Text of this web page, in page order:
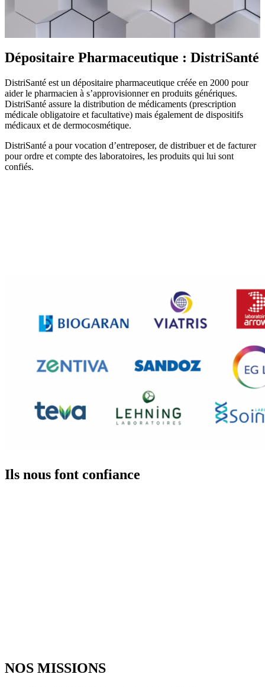
Dépositaire Pharmaceutique : DistriSanté
DistriSanté est un dépositaire pharmaceutique créée en 2000 pour
aider le pharmacien à s’approvisionner en produits génériques.
DistriSanté assure la distribution de médicaments (prescription
médicale obligatoire et facultative) mais également de dispositifs
médicaux et de dermocosmétique.
DistriSanté a pour vocation d’entreposer, de distribuer et de facturer
pour ordre et compte des laboratoires, les produits qui lui sont
confiés.
Ils nous font confiance
NOS MISSIONS